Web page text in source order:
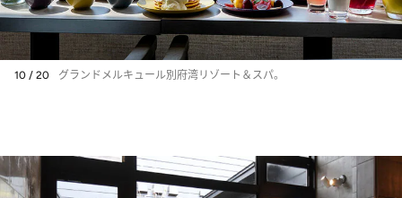
10 / 20 グランドメルキュール別府湾リゾート＆スパ。